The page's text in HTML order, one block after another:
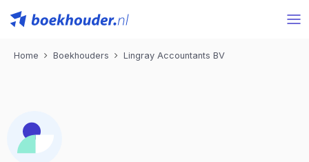
Home Boekhouders Lingray Accountants BV